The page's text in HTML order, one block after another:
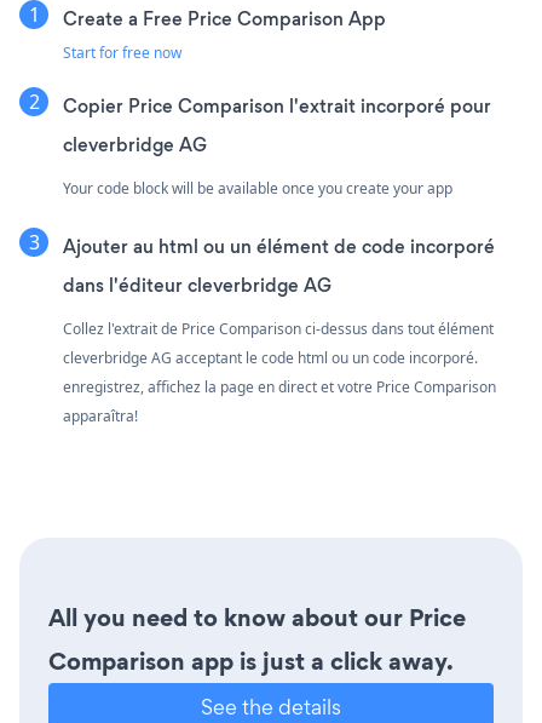
Create a Free Price Comparison App
Start for free now
Copier Price Comparison l'extrait incorporé pour
cleverbridge AG
Your code block will be available once you create your app
Ajouter au html ou un élément de code incorporé
dans l'éditeur cleverbridge AG
Collez l'extrait de Price Comparison ci-dessus dans tout élément
cleverbridge AG acceptant le code html ou un code incorporé.
enregistrez, affichez la page en direct et votre Price Comparison
apparaîtra!
All you need to know about our Price
Comparison app is just a click away.
See the details